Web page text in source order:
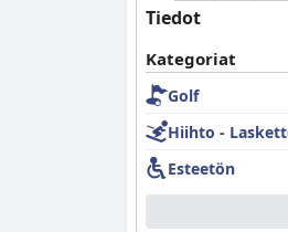
Tiedot
Kategoriat
Golf
Hiihto -
Esteetön